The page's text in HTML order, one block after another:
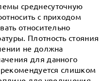
среднесуточную
с приходом
относительно
Плотность стояния
не должна
для данного
рекомендуется слишком